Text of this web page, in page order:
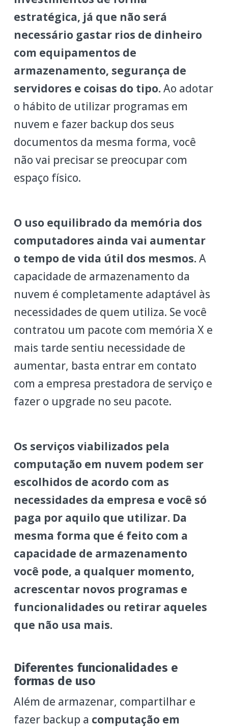
estratégica, já que não será
necessário gastar rios de dinheiro
com equipamentos de
armazenamento, segurança de
servidores e coisas do tipo.Ao adotar
o hábito de utilizar programas em
nuvem e fazer backup dos seus
documentos da mesma forma, você
não vai precisar se preocupar com
espaço físico.
O uso equilibrado da memória dos
computadores ainda vai aumentar
o tempo de vida útil dos mesmos.A
capacidade de armazenamento da
nuvem é completamente adaptável às
necessidades de quem utiliza. Se você
contratou um pacote com memória X e
mais tarde sentiu necessidade de
aumentar, basta entrar em contato
com a empresa prestadora de serviço e
fazer o upgrade no seu pacote.
Os serviços viabilizados pela
computação em nuvem podem ser
escolhidos de acordo com as
necessidades da empresa e você só
paga por aquilo que utilizar. Da
mesma forma que é feito com a
capacidade de armazenamento
você pode, a qualquer momento,
acrescentar novos programas e
funcionalidades ou retirar aqueles
que não usa mais.
Diferentes funcionalidades e
formas de uso
Além de armazenar, compartilhar e
fazer backup a computação em